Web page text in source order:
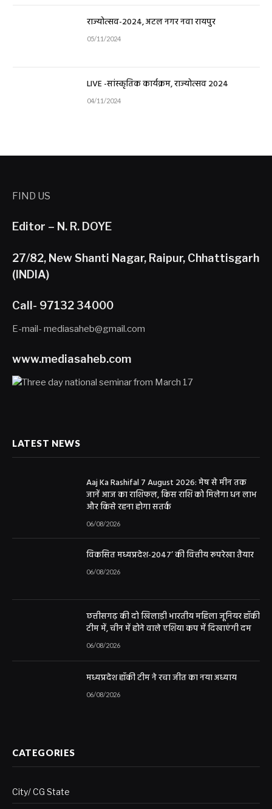
राज्योत्सव-2024, अटल नगर नवा रायपुर
05/11/2024
LIVE -सांस्कृतिक कार्यक्रम, राज्योत्सव 2024
04/11/2024
FIND US
Editor – N. R. DOYE
27/82, New Shanti Nagar, Raipur, Chhattisgarh
(INDIA)
Call- 97132 34000
E-mail- mediasaheb@gmail.com
www.mediasaheb.com
LATEST NEWS
Aaj Ka Rashifal 7 August 2026: मेष से मीन तक
जानें आज का राशिफल, किस राशि को मिलेगा धन लाभ
और किसे रहना होगा सतर्क
06/08/2026
विकसित मध्यप्रदेश-2047’ की वित्तीय रूपरेखा तैयार
06/08/2026
छत्तीसगढ़ की दो खिलाड़ी भारतीय महिला जूनियर हॉकी
टीम में, चीन में होने वाले एशिया कप में दिखाएंगी दम
06/08/2026
मध्यप्रदेश हॉकी टीम ने रचा जीत का नया अध्याय
06/08/2026
CATEGORIES
City/ CG State